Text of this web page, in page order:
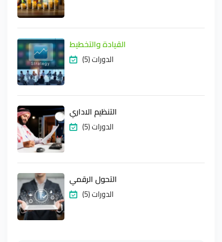
القيادة والتخطيط
(5) الدورات
التنظيم الاداري
(5) الدورات
التحول الرقمي
(5) الدورات